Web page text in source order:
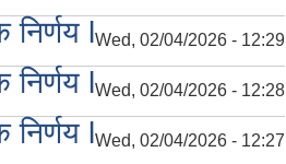
निर्णय lWed, 02/04/2026 - 12:29
निर्णय lWed, 02/04/2026 - 12:28
निर्णय lWed, 02/04/2026 - 12:27